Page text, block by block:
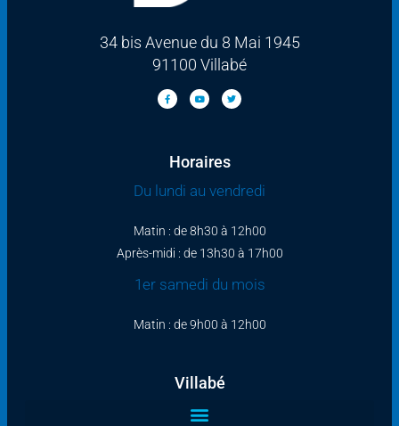
34 bis Avenue du 8 Mai 1945
91100 Villabé
Horaires
Du lundi au vendredi
Matin : de 8h30 à 12h00
Après-midi : de 13h30 à 17h00
1er samedi du mois
Matin : de 9h00 à 12h00
Villabé